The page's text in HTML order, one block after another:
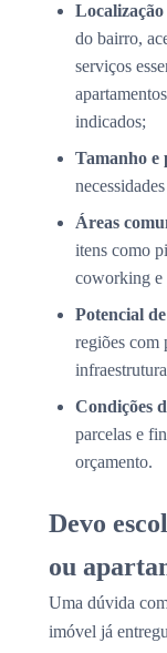
do bairro,
serviços
indicados;
Tamanho e
Áreas
itens como
coworking e
Potencial
regiões com
Condições
parcelas e
orçamento.
Devo
ou
Uma dúvida
imóvel já